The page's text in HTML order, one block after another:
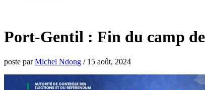
Port-Gentil : Fin du camp de
poste parMichel Ndong / 15 août, 2024